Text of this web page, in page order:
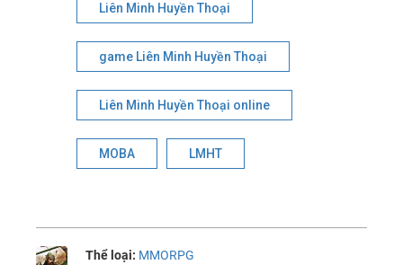
Liên Minh Huyền Thoại
game Liên Minh Huyền Thoại
Liên Minh Huyền Thoại online
MOBA LMHT
Thể loại: MMORPG